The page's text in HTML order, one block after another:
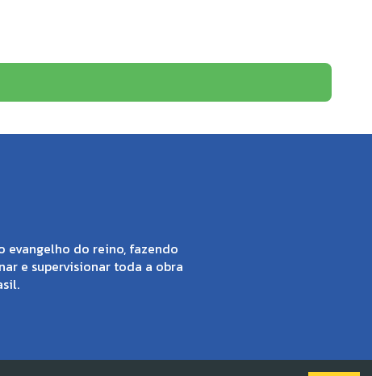
evangelho do reino, fazendo
e supervisionar toda a obra